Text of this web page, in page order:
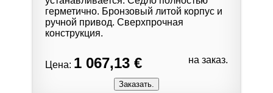
герметично. Бронзовый литой корпус и
ручной привод. Сверхпрочная
конструкция.
Цена: 1 067,13 € на заказ.